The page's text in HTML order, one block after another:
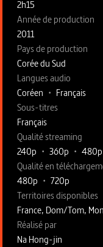
2h15
Année de production
2011
Pays de production
Corée du Sud
Langues audio
Coréen • Français
Sous-titres
Français
Qualité streaming
240p • 360p • 480p
Qualité en
480p • 720p
Territoires disponibles
France, Dom/Tom,
Fiche technique
Réalisé par
Na Hong-jin